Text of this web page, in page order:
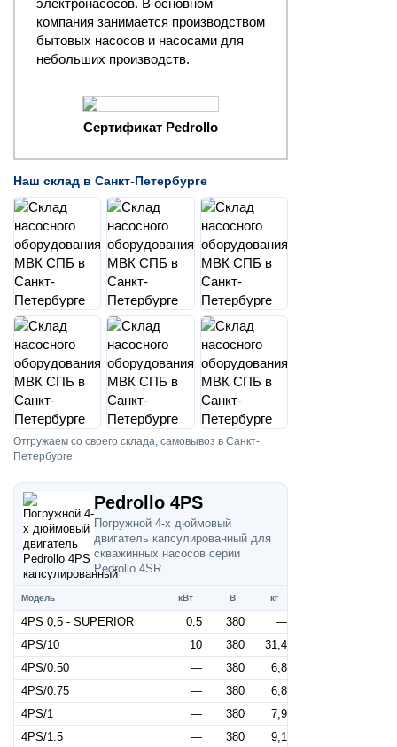
электронасосов. В основном
компания занимается производством
бытовых насосов и насосами для
небольших производств.
Сертификат Pedrollo
Наш склад в Санкт-Петербурге
Отгружаем со своего склада, самовывоз в Санкт-
Петербурге
Pedrollo 4PS
Погружной 4-х дюймовый
двигатель капсулированный для
скважинных насосов серии
Pedrollo 4SR
Модель кВт В кг
4PS 0,5 - SUPERIOR 0.5 380
—
4PS/10
10 380
31,4
4PS/0.50
— 380
6,8
4PS/0.75
— 380
6,8
4PS/1
— 380
7,9
4PS/1.5
— 380
9,1